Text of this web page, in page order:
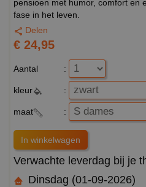
pensioen met humor, comfort en
fase in het leven.
Delen
€ 24,95
Aantal :
kleur :
maat :
Verwachte leverdag bij je
Dinsdag (01-09-2026)